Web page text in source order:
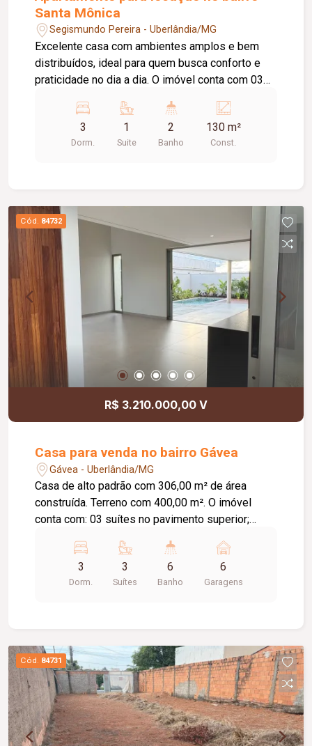
Santa Mônica
Segismundo Pereira - Uberlândia/MG
Excelente casa com ambientes amplos e bem
distribuídos, ideal para quem busca conforto e
praticidade no dia a dia. O imóvel conta com 03
ambientes, 01 cozinha com armário sob a pia, 01
área de serviço, 01 banheiro social com armário
sob a pia e 01 vaga de garagem. Uma excelente
3
Dorm.
1
Suite
2
Banho
130 m²
Const.
Cód. 84732
R$ 3.210.000,00 V
Casa para venda no bairro Gávea
Gávea - Uberlândia/MG
Casa de alto padrão com 306,00 m² de área
construída. Terreno com 400,00 m². O imóvel
conta com: 03 suítes no pavimento superior;
privativo; 06 banheiros, sendo 03 nas suítes e 03
no pavimento térreo; Sala ampla com ambientes
integrados; Área gourmet espaçosa; Piscina com
Jardins automatizados; Paisagismo completo;
Zenital em blindex com abertura automática;
Portas e janelas automatizadas; Sistema de
energia fotovoltaica; Projeto luminotécnico
interno e externo; Ambientes amplos, integrados
e planejados para proporcionar conforto,
3
Dorm.
3
Suítes
6
Banho
6
Garagens
Cód. 84731